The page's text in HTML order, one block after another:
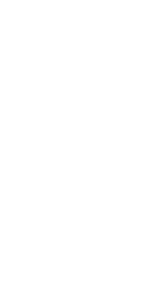
ou de tutela;
hidrológicos correlatos,
Civil estadual ou